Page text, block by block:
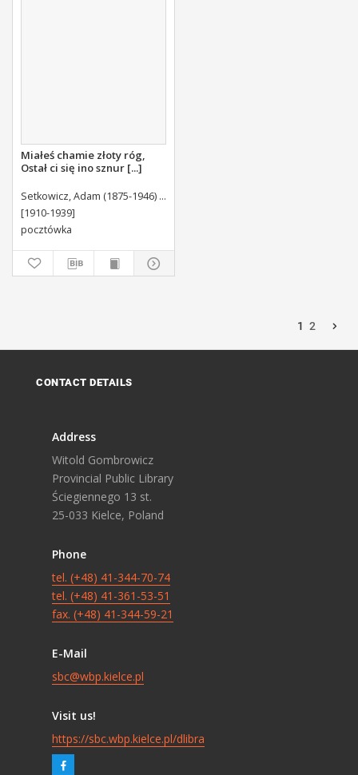
Miałeś chamie złoty róg,
Ostał ci się ino sznur [...]
Setkowicz, Adam (1875-1946) Autor wzoru
[1910-1939]
pocztówka
1 2
CONTACT DETAILS
Address
Witold Gombrowicz
Provincial Public Library
Ściegiennego 13 st.
25-033 Kielce, Poland
Phone
tel. (+48) 41-344-70-74
tel. (+48) 41-361-53-51
fax. (+48) 41-344-59-21
E-Mail
sbc@wbp.kielce.pl
Visit us!
https://sbc.wbp.kielce.pl/dlibra